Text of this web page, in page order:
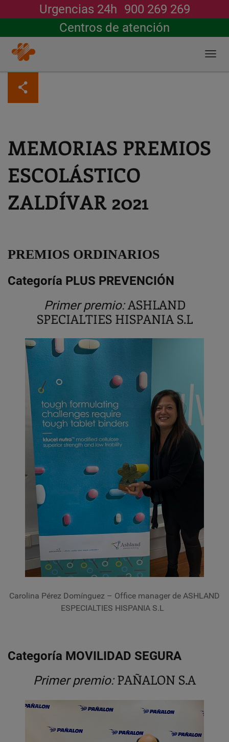
contenido
principal
Urgencias 24h 900 269 269
Centros de atención
Buscar
MEMORIAS PREMIOS
ESCOLÁSTICO
ZALDÍVAR 2021
PREMIOS ORDINARIOS
Categoría PLUS PREVENCIÓN
Primer premio:ASHLAND
SPECIALTIES HISPANIA S.L
Carolina Pérez Domínguez – Office manager de ASHLAND
ESPECIALTIES HISPANIA S.L
Categoría MOVILIDAD SEGURA
Primer premio: PAÑALON S.A